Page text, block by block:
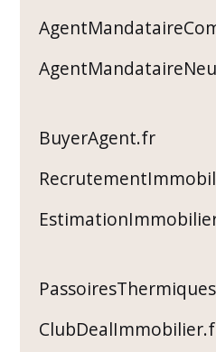
BuyerAgent.fr